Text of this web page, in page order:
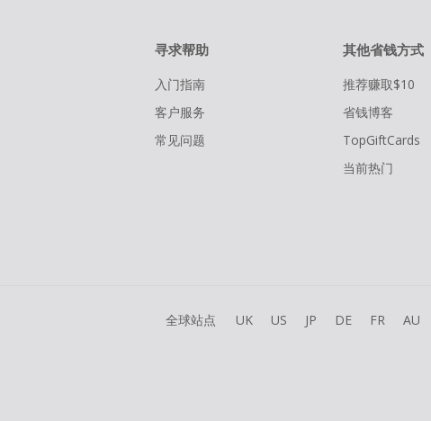
寻求帮助
入门指南
客户服务
常见问题
其他省钱方式
推荐赚取$10
省钱博客
TopGiftCards
当前热门
全球站点 UK US JP DE FR AU